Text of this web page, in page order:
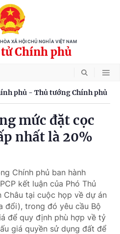
XÃ HỘI CHỦ NGHĨA VIỆT NAM
Chính phủ
phủ - Thủ tướng Chính phủ
mức đặt cọc
nhất là 20%
Chính phủ ban hành
kết luận của Phó Thủ
Châu tại cuộc họp về dự án
đổi), trong đó yêu cầu Bộ
để quy định phù hợp về tỷ
giá quyền sử dụng đất để